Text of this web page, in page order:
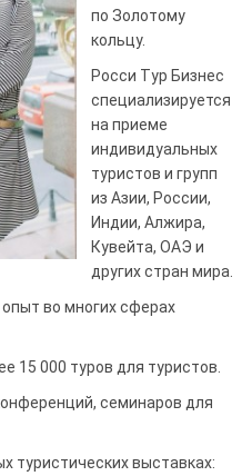
по Золотому
кольцу.
Росси Тур Бизнес
специализируется
на приеме
индивидуальных
туристов и групп
из Азии, России,
Индии, Алжира,
Кувейта, ОАЭ и
других стран мира.
во многих сферах
15 000 туров для туристов.
семинаров для
туристических выставках: